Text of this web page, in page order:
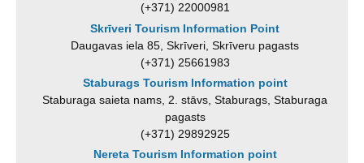
(+371) 22000981
Skrīveri Tourism Information Point
Daugavas iela 85, Skrīveri, Skrīveru pagasts
(+371) 25661983
Staburags Tourism Information point
Staburaga saieta nams, 2. stāvs, Staburags, Staburaga
pagasts
(+371) 29892925
Nereta Tourism Information point